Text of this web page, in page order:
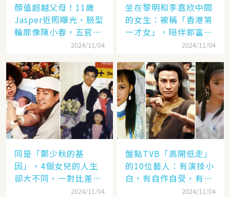
顏值超越父母！11歲
Jasper近照曝光，臉型
輪廓像陳小春，五官卻
更像應采兒網驚：完美
2024/11/04
坐在黎明和李嘉欣中間
的女生：被稱「香港第
一才女」，陪伴郭富城
「29年」卻看他娶了別
2024/11/04
同是「鄭少秋的基
因」，4個女兒的人生
卻大不同，一對比差距
2024/11/04
盤點TVB「高開低走」
的10位藝人：有演技小
白，有自作自受，有遭
封殺，一手好牌打稀爛
2024/11/04